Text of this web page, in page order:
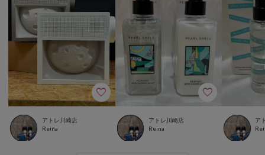
アトレ川崎店
Reina
アトレ川崎店
Reina
ア